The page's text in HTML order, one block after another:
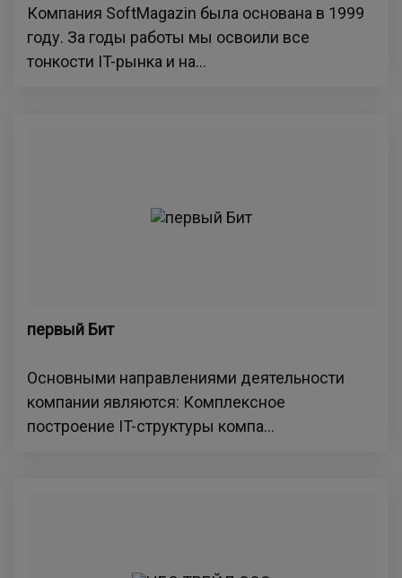
Компания SoftMagazin была основана в 1999
году. За годы работы мы освоили все
тонкости IT-рынка и на...
первый Бит
Основными направлениями деятельности
компании являются: Комплексное
построение IT-структуры компа...